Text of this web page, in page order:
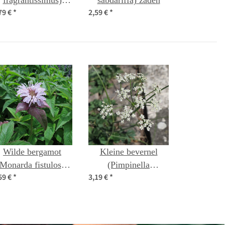
€* 2,59 €*
Wilde bergamot
fistulosa)
€*
Kleine bevernel
(Pimpinella
saxifraga) bio zaad
3,19 €*